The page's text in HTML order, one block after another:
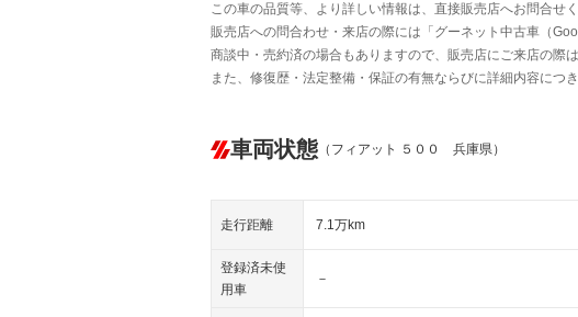
この車の品質等、より詳しい情報は、直接販売店へお問合せく
販売店への問合わせ・来店の際には「グーネット中古車（
商談中・売約済の場合もありますので、販売店にご来店の際
また、修復歴・法定整備・保証の有無ならびに詳細内容につ
車両状態 （フィアット ５００ 兵庫県）
走行距離 7.1万km
登録済未使
用車
－